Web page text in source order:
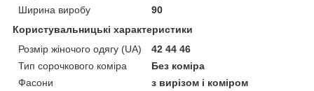
Ширина виробу
90
Користувальницькі характеристики
Розмір жіночого одягу (UA)
42 44 46
Тип сорочкового коміра
Без коміра
Фасони
з вирізом і коміром